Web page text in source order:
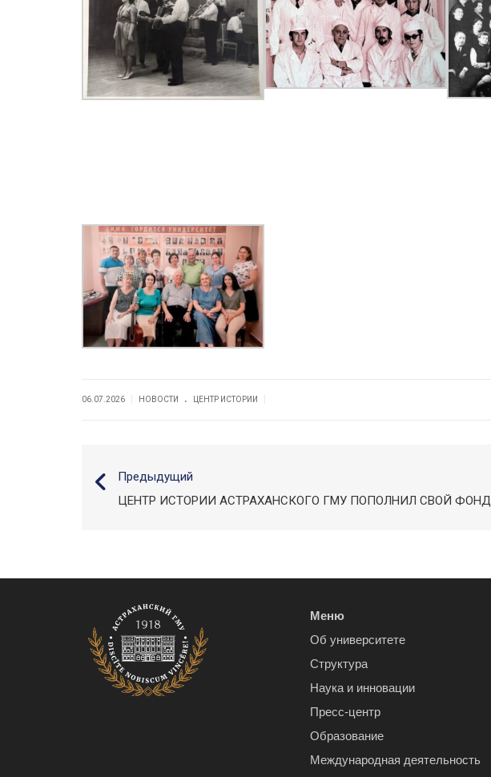
06.07.2026 НОВОСТИ . ЦЕНТР ИСТОРИИ
Предыдущий
ЦЕНТР ИСТОРИИ АСТРАХАНСКОГО ГМУ ПОПОЛНИЛ СВОЙ ФОНД
Меню
Об университете
Структура
Наука и инновации
Пресс-центр
Образование
Международная деятельность